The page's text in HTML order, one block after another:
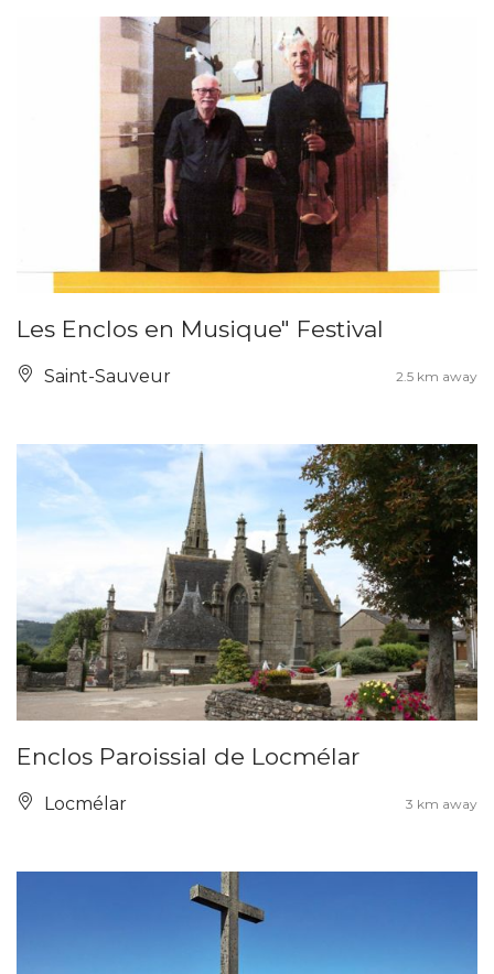
Les Enclos en Musique" Festival
Saint-Sauveur 2.5 km away
Enclos Paroissial de Locmélar
Locmélar 3 km away